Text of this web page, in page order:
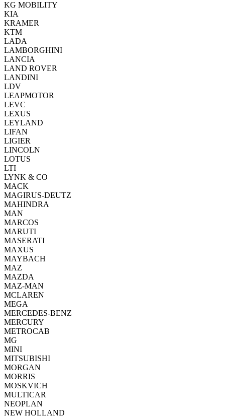
KG MOBILITY
KIA
KRAMER
KTM
LADA
LAMBORGHINI
LANCIA
LAND ROVER
LANDINI
LDV
LEAPMOTOR
LEVC
LEXUS
LEYLAND
LIFAN
LIGIER
LINCOLN
LOTUS
LTI
LYNK & CO
MACK
MAGIRUS-DEUTZ
MAHINDRA
MAN
MARCOS
MARUTI
MASERATI
MAXUS
MAYBACH
MAZ
MAZDA
MAZ-MAN
MCLAREN
MEGA
MERCEDES-BENZ
MERCURY
METROCAB
MG
MINI
MITSUBISHI
MORGAN
MORRIS
MOSKVICH
MULTICAR
NEOPLAN
NEW HOLLAND